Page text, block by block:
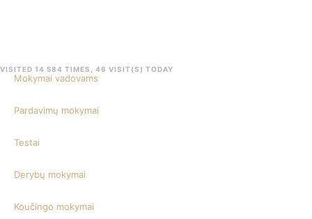
VISITED 14 584 TIMES, 46 VISIT(S) TODAY
Mokymai vadovams
Pardavimų mokymai
Testai
Derybų mokymai
Koučingo mokymai